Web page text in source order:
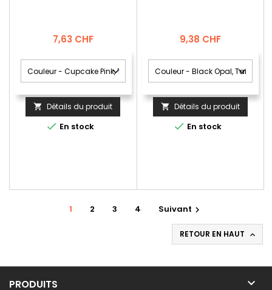
Prix
7,63 CHF
 Détails du produit
 En stock
Prix
9,38 CHF
 Détails du produit
 En stock
1 2 3 4 Suivant 
RETOUR EN HAUT 
PRODUITS 